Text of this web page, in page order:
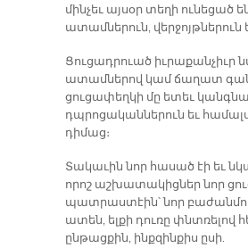
մինչեւ այսօր տեղի ունեցած
ատամներուն, վերջոյթներուն
Ցուցադրուած իւրաքանչիւր
ատամներով կամ ճաղատ
ցուցափեղկի մը ետեւ
դպրոցականներուն եւ
դիմաց։
Տակաւին նոր հասած էի եւ
որոշ աշխատակիցներ նոր
պատրաստէին՝ նոր
ատեն, ելքի դուռը փնտռելով
ընթացքին, ինքզինքիս ըսի.